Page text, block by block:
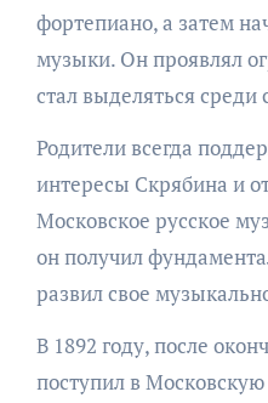
фортепиано, а затем
музыки. Он проявлял
стал выделяться среди
Родители всегда
интересы Скрябина и
Московское русское
он получил
развил свое
В 1892 году, после
поступил в